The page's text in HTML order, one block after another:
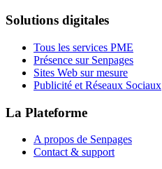
Solutions digitales
Tous les services PME
Présence sur Senpages
Sites Web sur mesure
Publicité et Réseaux Sociaux
La Plateforme
A propos de Senpages
Contact & support